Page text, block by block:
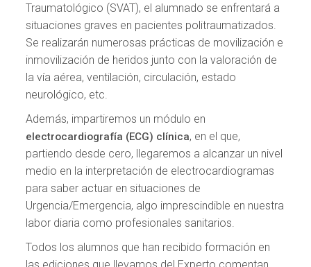
Traumatológico (SVAT), el alumnado se enfrentará a
situaciones graves en pacientes politraumatizados.
Se realizarán numerosas prácticas de movilización e
inmovilización de heridos junto con la valoración de
la vía aérea, ventilación, circulación, estado
neurológico, etc.
Además, impartiremos un módulo en
electrocardiografía (ECG) clínica, en el que,
partiendo desde cero, llegaremos a alcanzar un nivel
medio en la interpretación de electrocardiogramas
para saber actuar en situaciones de
Urgencia/Emergencia, algo imprescindible en nuestra
labor diaria como profesionales sanitarios.
Todos los alumnos que han recibido formación en